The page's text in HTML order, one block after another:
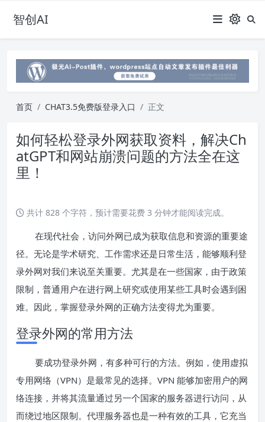
智创AI
首页 CHAT3.5免费版登录入口 正文
如何轻松登录外网获取资料，解决Ch
atGPT和网站崩溃问题的方法全在这
里！
共计 828 个字符，预计需要花费 3 分钟才能阅读完成。
在现代社会，访问外网已成为获取信息和资源的重要途
径。无论是学术研究、工作需求还是日常生活，能够顺利登
录外网对我们来说至关重要。尤其是在一些国家，由于政策
限制，普通用户在进行网上研究或使用某些工具时会遇到困
难。因此，掌握登录外网的正确方法变得尤为重要。
登录外网的常用方法
要成功登录外网，有多种可行的方法。例如，使用虚拟
专用网络（VPN）是最常见的选择。VPN 能够加密用户的网
络连接，并将其流量通过另一个国家的服务器进行访问，从
而绕过地区限制。代理服务器也是一种有效的工具，它充当